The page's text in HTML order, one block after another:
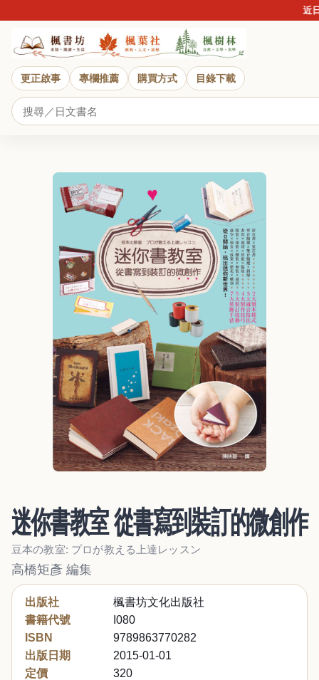
近日詐
更正啟事 專欄推薦 購買方式 目錄下載
迷你書教室 從書寫到裝訂的微創作
豆本の教室: プロが教える上達レッスン
高橋矩彥 編集
出版社
楓書坊文化出版社
書籍代號
I080
ISBN
9789863770282
出版日期
2015-01-01
定價
320